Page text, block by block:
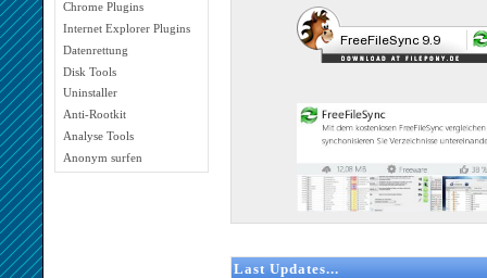
Chrome Plugins
Internet Explorer Plugins
Datenrettung
Disk Tools
Uninstaller
Anti-Rootkit
Analyse Tools
Anonym surfen
Last Updates...